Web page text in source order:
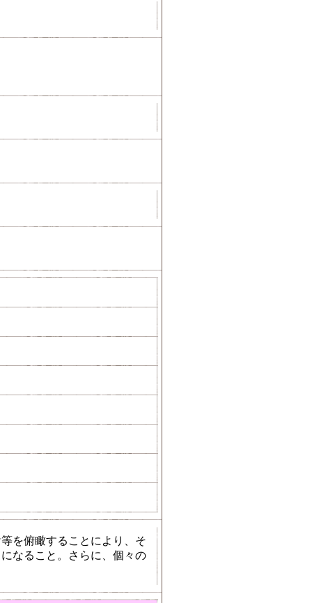
を俯瞰することにより、そ
なること。さらに、個々の